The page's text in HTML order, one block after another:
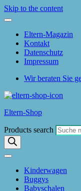
Skip to the content
Eltern-Magazin
Kontakt
Datenschutz
Impressum
Wir beraten Sie
Eltern-Shop
Products search
Kinderwagen
Buggys
Babyschalen